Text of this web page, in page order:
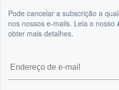
Pode cancelar a subscrição a
nos nossos e-mails. Leia o nosso
obter mais detalhes.